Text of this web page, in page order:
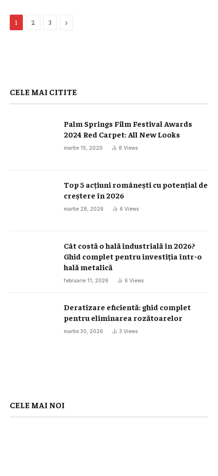
1 2 3 Next
CELE MAI CITITE
Palm Springs Film Festival Awards
2024 Red Carpet: All New Looks
martie 15, 2020 8 Views
Top 5 acțiuni românești cu potențial de
creștere în 2026
martie 28, 2026 6 Views
Cât costă o hală industrială în 2026?
Ghid complet pentru investiția într-o
hală metalică
februarie 11, 2026 6 Views
Deratizare eficientă: ghid complet
pentru eliminarea rozătoarelor
martie 30, 2026 3 Views
CELE MAI NOI